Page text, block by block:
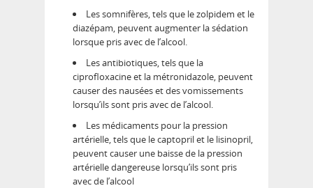
Les somnifères, tels que le zolpidem et le
diazépam, peuvent augmenter la sédation
lorsque pris avec de l’alcool.
Les antibiotiques, tels que la
ciprofloxacine et la métronidazole, peuvent
causer des nausées et des vomissements
lorsqu’ils sont pris avec de l’alcool.
Les médicaments pour la pression
artérielle, tels que le captopril et le lisinopril,
peuvent causer une baisse de la pression
artérielle dangereuse lorsqu’ils sont pris
avec de l’alcool